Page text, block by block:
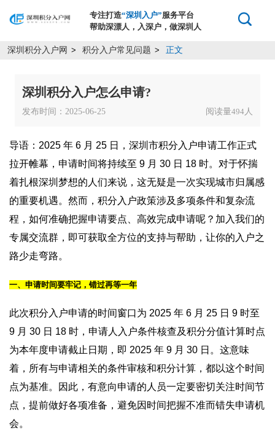
专注打造“深圳入户”服务平台
帮助深漂人，入深户，做深圳人
深圳积分入户网 > 积分入户常见问题 > 正文
深圳积分入户怎么申请?
发布时间：2025-06-25 阅读量494 人
导语：2025 年 6 月 25 日，深圳市积分入户申请工作正式
拉开帷幕，申请时间将持续至 9 月 30 日 18 时。对于怀揣
着扎根深圳梦想的人们来说，这无疑是一次实现城市归属感
的重要机遇。然而，积分入户政策涉及多项条件和复杂流
程，如何准确把握申请要点、高效完成申请呢？加入我们的
专属交流群，即可获取全方位的支持与帮助，让你的入户之
路少走弯路。
一、申请时间要牢记，错过再等一年
此次积分入户申请的时间窗口为 2025 年 6 月 25 日 9 时至
9 月 30 日 18 时，申请人入户条件核查及积分分值计算时点
为本年度申请截止日期，即 2025 年 9 月 30 日。这意味
着，所有与申请相关的条件审核和积分计算，都以这个时间
点为基准。因此，有意向申请的人员一定要密切关注时间节
点，提前做好各项准备，避免因时间把握不准而错失申请机
会。